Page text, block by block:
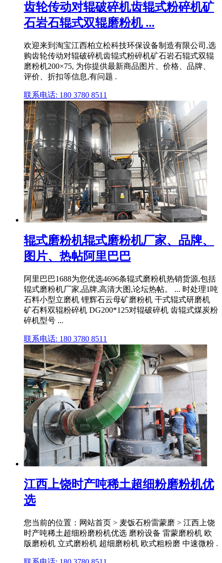
齿轮传动对辊破碎机齿辊式粉碎机矿
石岩石辊式双辊磨粉机 ...
欢迎来到淘宝江西柏立松科技环保设备制造有限公司,选
购齿轮传动对辊破碎机齿辊式粉碎机矿石岩石辊式双辊
磨粉机200×75, 为你提供最新商品图片、价格、品牌、
评价、折扣等信息,有问题 .
联系电话: 180 3780 8511
辊式磨粉机辊式磨粉机厂家、品牌、
图片、热帖阿里巴巴
阿里巴巴1688为您优选4696条辊式磨粉机热销货源,包括
辊式磨粉机厂家,品牌,高清大图,论坛热帖。 ... 时处理1吨
石料小型立磨机 锂辉石云母矿磨粉机 干式辊式研磨机
矿石料双辊粉碎机 DG200*125对辊破碎机 齿辊式煤炭粉
碎机型号 ...
联系电话: 180 3780 8511
江西上饶时产吨稀土超细粉磨粉机优
选
您当前的位置：网站首页 > 麦饭石粉雷蒙磨 > 江西上饶
时产吨稀土超细粉磨粉机优选 磨粉设备 雷蒙磨粉机 欧
版磨粉机 立式磨粉机 超细磨粉机 欧式粗粉磨 中速微粉 .